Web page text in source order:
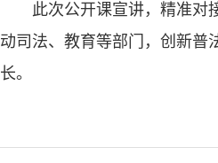
此次公开课宣讲，精准对接
动司法、教育等部门，创新普
长。